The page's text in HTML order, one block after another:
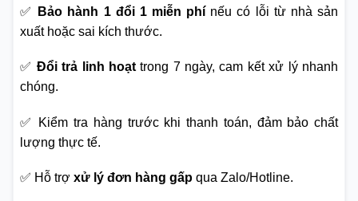
✅ Bảo hành 1 đổi 1 miễn phí nếu có lỗi từ nhà sản
xuất hoặc sai kích thước.
✅ Đổi trả linh hoạttrong 7 ngày, cam kết xử lý nhanh
chóng.
✅ Kiểm tra hàng trước khi thanh toán, đảm bảo chất
lượng thực tế.
✅ Hỗ trợ xử lý đơn hàng gấp qua Zalo/Hotline.